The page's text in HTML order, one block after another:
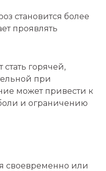
становится более
проявлять
стать горячей,
при
может привести к
и ограничению
своевременно или